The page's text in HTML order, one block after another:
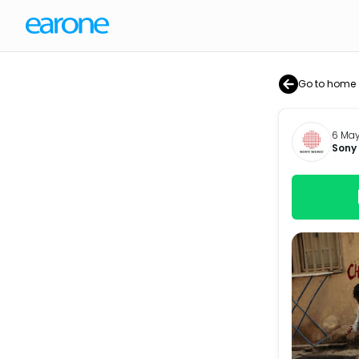
Go to home
6